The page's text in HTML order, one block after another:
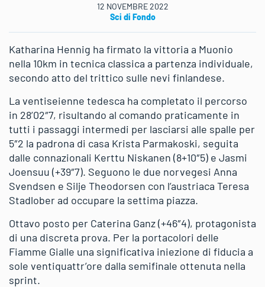
12 NOVEMBRE 2022
Sci di Fondo
Katharina Hennig ha firmato la vittoria a Muonio
nella 10km in tecnica classica a partenza individuale,
secondo atto del trittico sulle nevi finlandese.
La ventiseienne tedesca ha completato il percorso
in 28’02″7, risultando al comando praticamente in
tutti i passaggi intermedi per lasciarsi alle spalle per
5″2 la padrona di casa Krista Parmakoski, seguita
dalle connazionali Kerttu Niskanen (8+10″5) e Jasmi
Joensuu (+39″7). Seguono le due norvegesi Anna
Svendsen e Silje Theodorsen con l’austriaca Teresa
Stadlober ad occupare la settima piazza.
Ottavo posto per Caterina Ganz (+46″4), protagonista
di una discreta prova. Per la portacolori delle
Fiamme Gialle una significativa iniezione di fiducia a
sole ventiquattr’ore dalla semifinale ottenuta nella
sprint.